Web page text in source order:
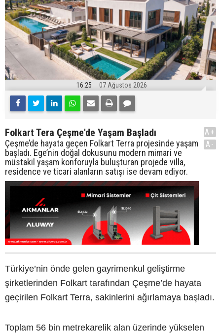
16:25 07 Ağustos 2026
Folkart Tera Çeşme'de Yaşam Başladı
Çeşme’de hayata geçen Folkart Terra projesinde yaşam
başladı. Ege’nin doğal dokusunu modern mimari ve
müstakil yaşam konforuyla buluşturan projede villa,
residence ve ticari alanların satışı ise devam ediyor.
A+
A-
Türkiye’nin önde gelen gayrimenkul geliştirme
şirketlerinden Folkart tarafından Çeşme’de hayata
geçirilen Folkart Terra, sakinlerini ağırlamaya başladı.
Toplam 56 bin metrekarelik alan üzerinde yükselen